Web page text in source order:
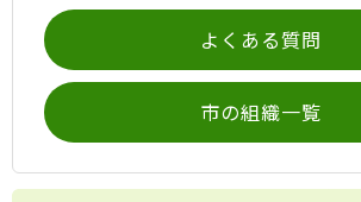
よくある質問
市の組織一覧